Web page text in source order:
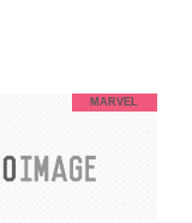
MARVEL